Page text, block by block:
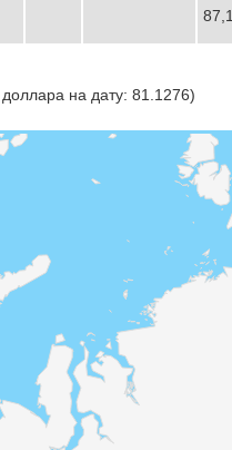
на дату: 81.1276)